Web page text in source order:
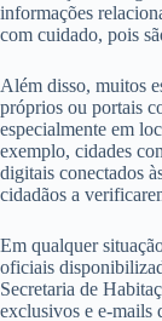
informações
com cuidado, pois
Além disso, muitos
próprios ou portais
especialmente em
exemplo, cidades
digitais conectados
cidadãos a
Em qualquer
oficiais
Secretaria de
exclusivos e e-mails